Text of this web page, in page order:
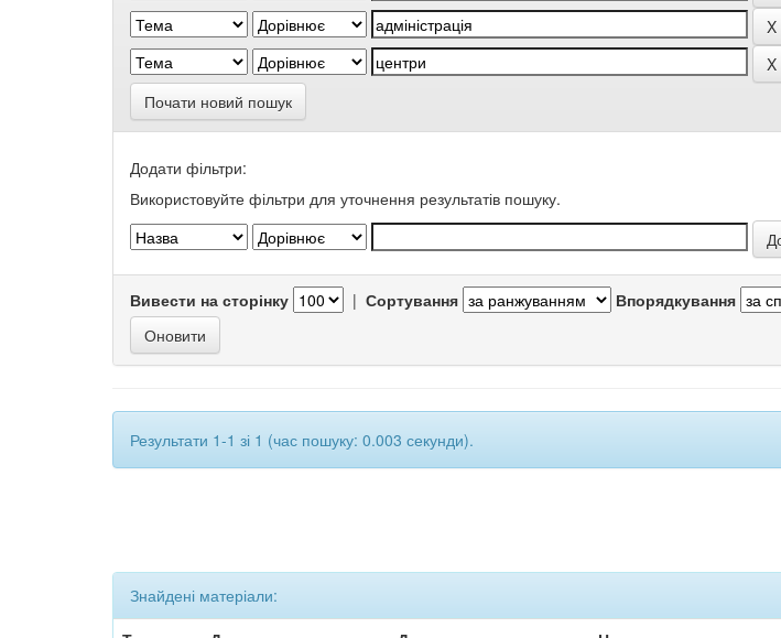
Почати новий пошук
Додати фільтри:
Використовуйте фільтри для уточнення результатів пошуку.
Вивести на сторінку | Сортування Впорядкування
Результати 1-1 зі 1 (час пошуку: 0.003 секунди).
Знайдені матеріали: